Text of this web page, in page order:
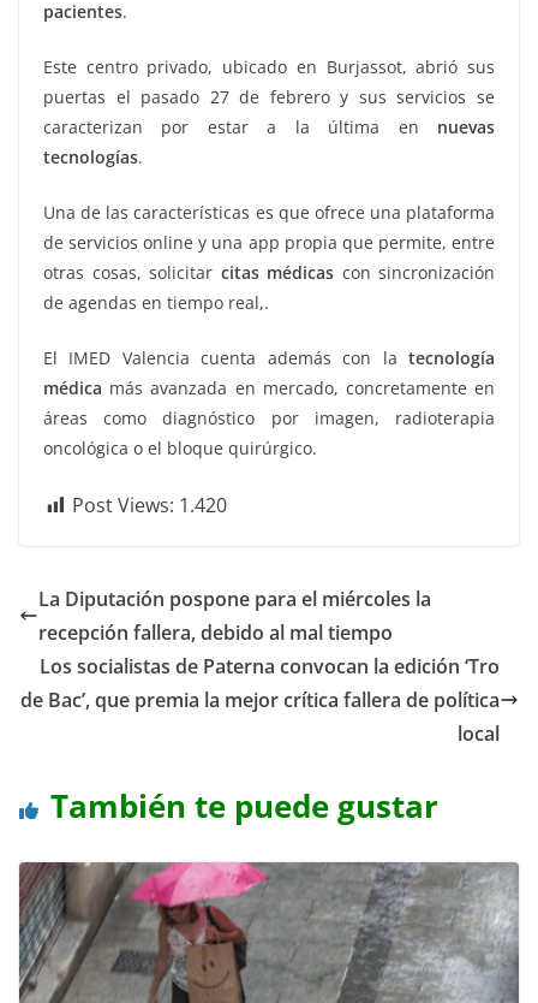
pacientes.
Este centro privado, ubicado en Burjassot, abrió sus
puertas el pasado 27 de febrero y sus servicios se
caracterizan por estar a la última en nuevas
tecnologías.
Una de las características es que ofrece una plataforma
de servicios online y una app propia que permite, entre
otras cosas, solicitar citas médicas con sincronización
de agendas en tiempo real,.
El IMED Valencia cuenta además con la tecnología
médica más avanzada en mercado, concretamente en
áreas como diagnóstico por imagen, radioterapia
oncológica o el bloque quirúrgico.
Post Views: 1.420
La Diputación pospone para el miércoles la
recepción fallera, debido al mal tiempo
Los socialistas de Paterna convocan la edición ‘Tro
de Bac’, que premia la mejor crítica fallera de política
local
También te puede gustar